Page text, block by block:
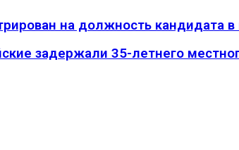
на должность кандидата в
задержали 35-летнего